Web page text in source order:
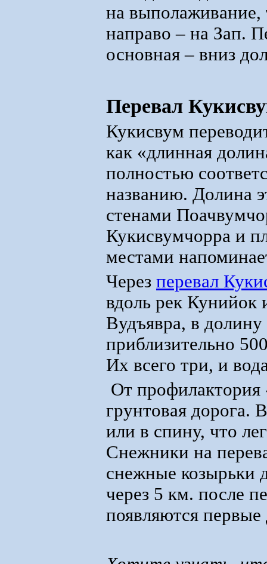
на выполаживание,
направо – на Зап.
основная – вниз
Перевал
Кукисвум
как «длинная
полностью
названию. Долина
стенами
Кукисвумчорра и
местами
Через перевал
вдоль рек
Вудъявра, в
приблизительно
Их всего три, и
От профилактория
грунтовая дорога.
или в спину, что
Снежники на
снежные козырьки
через 5 км. после
появляются первые